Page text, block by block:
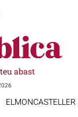
abast
ELMONCASTELLER